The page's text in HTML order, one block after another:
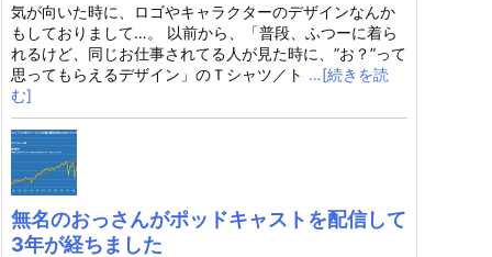
気が向いた時に、ロゴやキャラクターのデザインなんか
もしておりまして…。 以前から、「普段、ふつーに着ら
れるけど、同じお仕事されてる人が見た時に、”お？”って
思ってもらえるデザイン」のＴシャツ／ト …[続きを読
む]
無名のおっさんがポッドキャストを配信して
3年が経ちました